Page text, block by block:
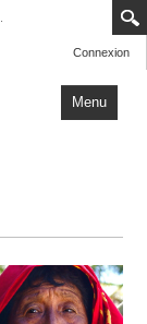
Connexion
Menu